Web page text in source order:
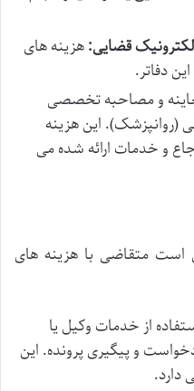
قضایی:هزینه های
دفاتر.
و مصاحبه تخصصی
(روانپزشک). این هزینه
و خدمات ارائه شده می
است متقاضی با هزینه های
از خدمات وکیل یا
و پیگیری پرونده. این
دارد.